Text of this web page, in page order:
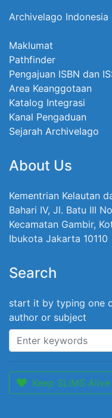
Archivelago
Maklumat
Pathfinder
Pengajuan ISBN dan
Area Keanggotaan
Katalog Integrasi
Kanal Pengaduan
Sejarah Archivelago
About Us
Kementrian Kelautan
Bahari IV, Jl. Batu III
Kecamatan Gambir,
Ibukota Jakarta 10110
Search
start it by typing one
author or subject
Keep SLiMS Alive